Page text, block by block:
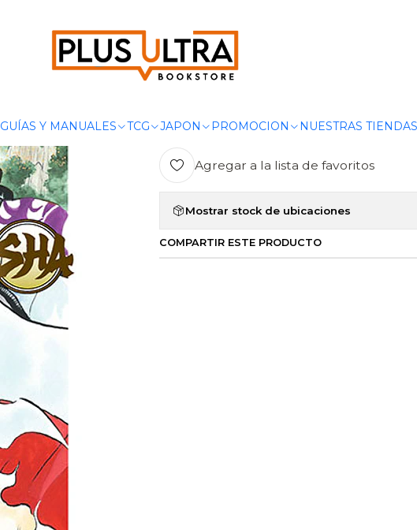
GUÍAS Y MANUALES TCG JAPON PROMOCION NUESTRAS TIENDAS
|
INUYASHA 14 - IVREA
Cantidad
Agregar al Carro
Agregar a la lista de favoritos
Mostrar stock de ubicaciones
COMPARTIR ESTE PRODUCTO